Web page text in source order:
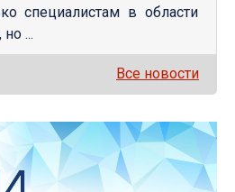
специалистам в области
...
Все новости